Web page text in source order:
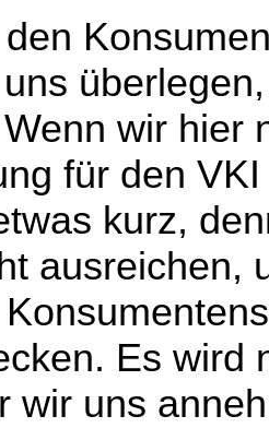
wir hier
für den
kurz,
ausreichen,
Es wird
wir uns